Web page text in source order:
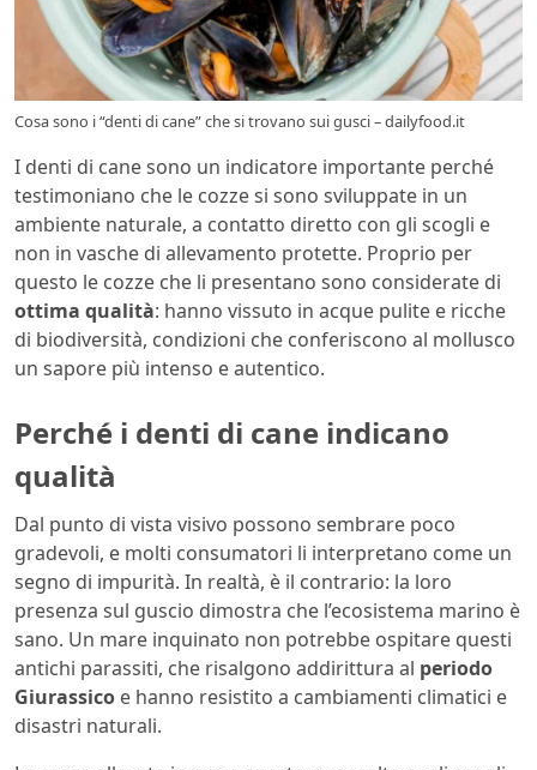
Cosa sono i “denti di cane” che si trovano sui gusci – dailyfood.it
I denti di cane sono un indicatore importante perché
testimoniano che le cozze si sono sviluppate in un
ambiente naturale, a contatto diretto con gli scogli e
non in vasche di allevamento protette. Proprio per
questo le cozze che li presentano sono considerate di
ottima qualità: hanno vissuto in acque pulite e ricche
di biodiversità, condizioni che conferiscono al mollusco
un sapore più intenso e autentico.
Perché i denti di cane indicano
qualità
Dal punto di vista visivo possono sembrare poco
gradevoli, e molti consumatori li interpretano come un
segno di impurità. In realtà, è il contrario: la loro
presenza sul guscio dimostra che l’ecosistema marino è
sano. Un mare inquinato non potrebbe ospitare questi
antichi parassiti, che risalgono addirittura al periodo
Giurassico e hanno resistito a cambiamenti climatici e
disastri naturali.